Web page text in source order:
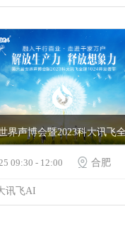
09:30 - 12:00  合肥
讯飞AI